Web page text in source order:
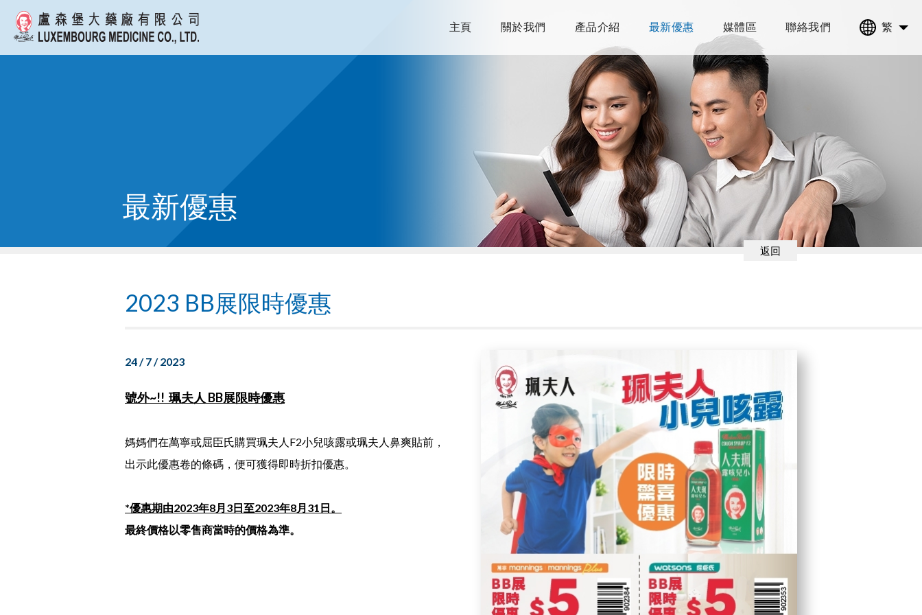
主頁 關於我們 產品介紹 最新優惠 媒體區 聯絡我們 繁
最新優惠
返回
2023 BB展限時優惠
24 / 7 / 2023
號外~!! 珮夫人 BB展限時優惠
媽媽們在萬寧或屈臣氏購買珮夫人F2小兒咳露或珮夫人鼻爽貼前，
出示此優惠卷的條碼，便可獲得即時折扣優惠。
*優惠期由2023年8月3日至2023年8月31日。
最終價格以零售商當時的價格為準。